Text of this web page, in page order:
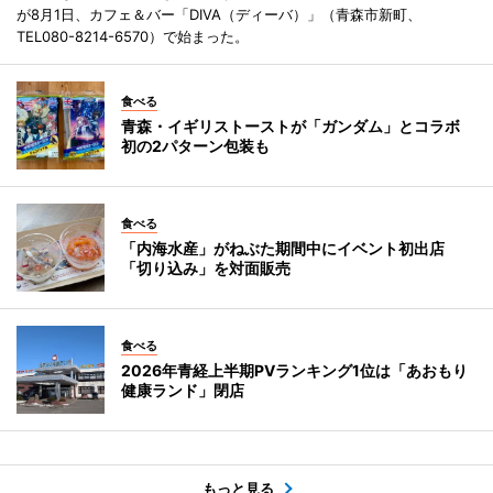
が8月1日、カフェ＆バー「DIVA（ディーバ）」（青森市新町、
TEL080-8214-6570）で始まった。
食べる
青森・イギリストーストが「ガンダム」とコラボ
初の2パターン包装も
食べる
「内海水産」がねぶた期間中にイベント初出店
「切り込み」を対面販売
食べる
2026年青経上半期PVランキング1位は「あおもり
健康ランド」閉店
もっと見る